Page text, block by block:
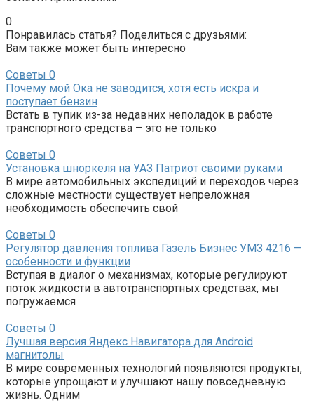
0
Понравилась статья? Поделиться с друзьями:
Вам также может быть интересно
Советы 0
Почему мой Ока не заводится, хотя есть искра и
поступает бензин
Встать в тупик из-за недавних неполадок в работе
транспортного средства – это не только
Советы 0
Установка шноркеля на УАЗ Патриот своими руками
В мире автомобильных экспедиций и переходов через
сложные местности существует непреложная
необходимость обеспечить свой
Советы 0
Регулятор давления топлива Газель Бизнес УМЗ 4216 —
особенности и функции
Вступая в диалог о механизмах, которые регулируют
поток жидкости в автотранспортных средствах, мы
погружаемся
Советы 0
Лучшая версия Яндекс Навигатора для Android
магнитолы
В мире современных технологий появляются продукты,
которые упрощают и улучшают нашу повседневную
жизнь. Одним